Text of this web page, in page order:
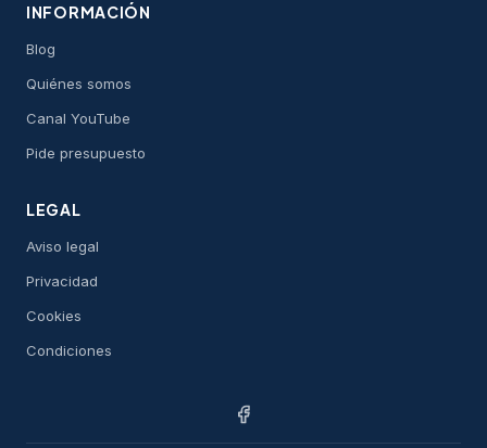
INFORMACIÓN
Blog
Quiénes somos
Canal YouTube
Pide presupuesto
LEGAL
Aviso legal
Privacidad
Cookies
Condiciones